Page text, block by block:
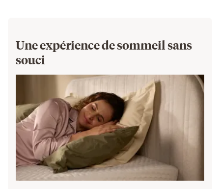
Une expérience de sommeil sans
souci